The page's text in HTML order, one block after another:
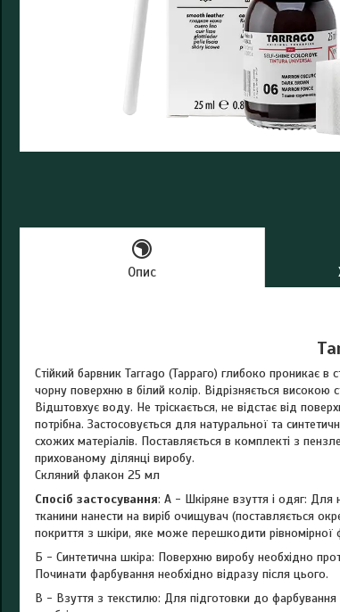
Опис
Стійкий барвник Tarrago (Тарраго) глибоко проникає в
чорну поверхню в білий колір. Відрізняється високою
Відштовхує воду. Не тріскається, не відстає від
потрібна. Застосовується для натуральної та
схожих матеріалів. Поставляється в комплекті з
прихованому ділянці виробу.
Скляний флакон 25 мл
Спосіб застосування: А - Шкіряне взуття і одяг: Для
тканини нанести на виріб очищувач (поставляється
покриття з шкіри, яке може перешкодити рівномірної
Б - Синтетична шкіра: Поверхню виробу необхідно
Починати фарбування необхідно відразу після цього.
В - Взуття з текстилю: Для підготовки до